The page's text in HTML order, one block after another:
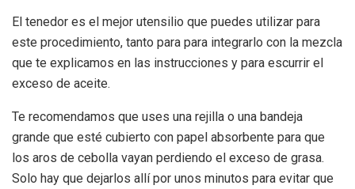
El tenedor es el mejor utensilio que puedes utilizar para
este procedimiento, tanto para para integrarlo con la mezcla
que te explicamos en las instrucciones y para escurrir el
exceso de aceite.
Te recomendamos que uses una rejilla o una bandeja
grande que esté cubierto con papel absorbente para que
los aros de cebolla vayan perdiendo el exceso de grasa.
Solo hay que dejarlos allí por unos minutos para evitar que